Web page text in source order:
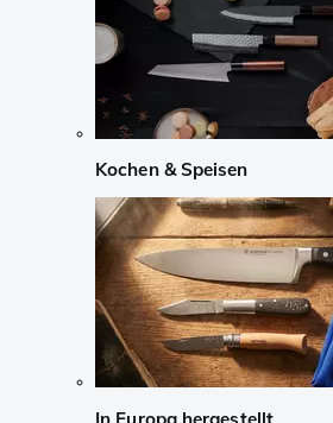
Kochen & Speisen
In Europa hergestellt